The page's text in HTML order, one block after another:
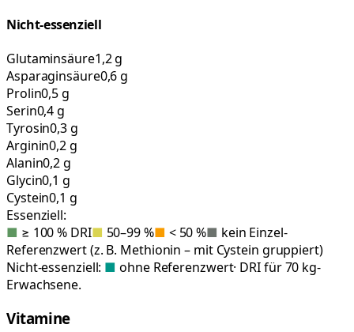
Nicht-essenziell
Glutaminsäure1,2 g
Asparaginsäure0,6 g
Prolin0,5 g
Serin0,4 g
Tyrosin0,3 g
Arginin0,2 g
Alanin0,2 g
Glycin0,1 g
Cystein0,1 g
Essenziell:
■ ≥ 100 % DRI■ 50–99 %■ < 50 %■ kein Einzel-
Referenzwert (z. B. Methionin – mit Cystein gruppiert)
Nicht-essenziell: ■ ohne Referenzwert· DRI für 70 kg-
Erwachsene.
Vitamine